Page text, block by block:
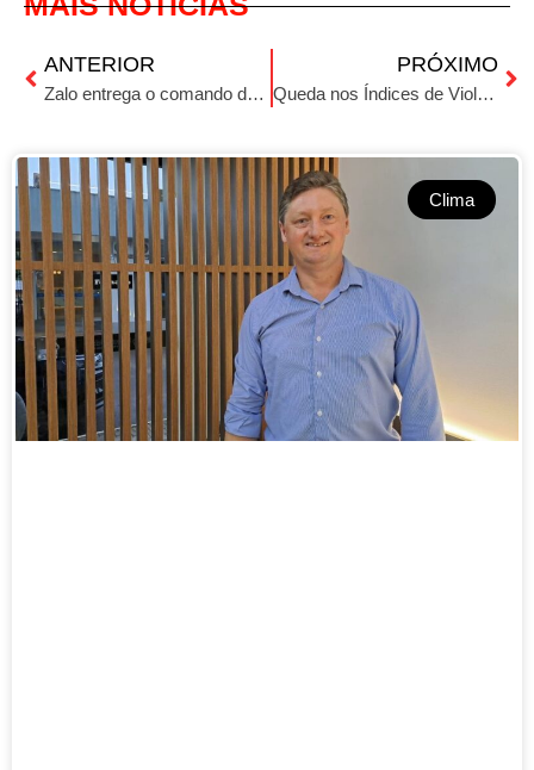
ANTERIOR
Zalo entrega o comando da câmara de vereadores
PRÓXIMO
Queda nos Índices de Violência: Ministério da Justiça Disponibiliza Dados Atualizados
Clima